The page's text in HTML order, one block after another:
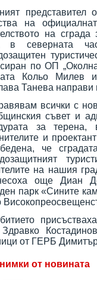
на
на
в северната
по ОП
Кольо Милев
Танева направи
всички с
съвет и
за
и
че
на нашия
още Диан
парк «Сините
от ГЕРБ
от новината